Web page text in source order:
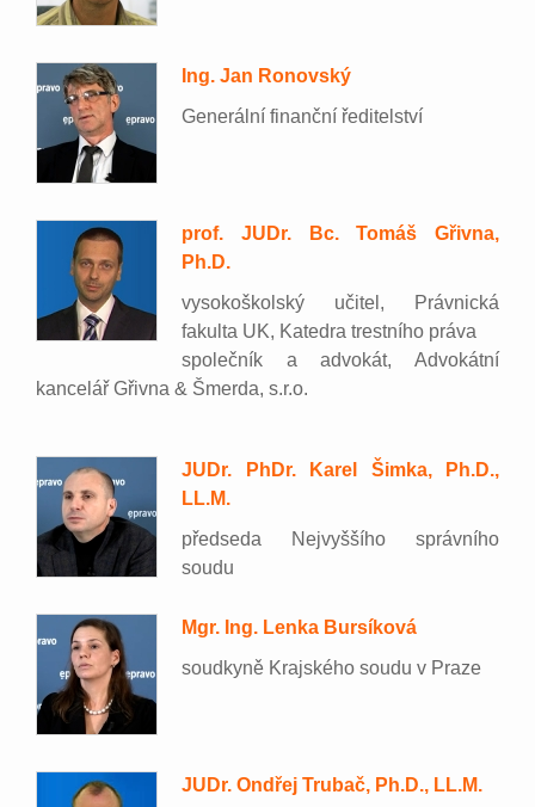
Ing. Jan Ronovský
Generální finanční ředitelství
prof. JUDr. Bc. Tomáš Gřivna,
Ph.D.
vysokoškolský učitel, Právnická
fakulta UK, Katedra trestního práva
společník a advokát, Advokátní
kancelář Gřivna & Šmerda, s.r.o.
JUDr. PhDr. Karel Šimka, Ph.D.,
LL.M.
předseda Nejvyššího správního
soudu
Mgr. Ing. Lenka Bursíková
soudkyně Krajského soudu v Praze
JUDr. Ondřej Trubač, Ph.D., LL.M.